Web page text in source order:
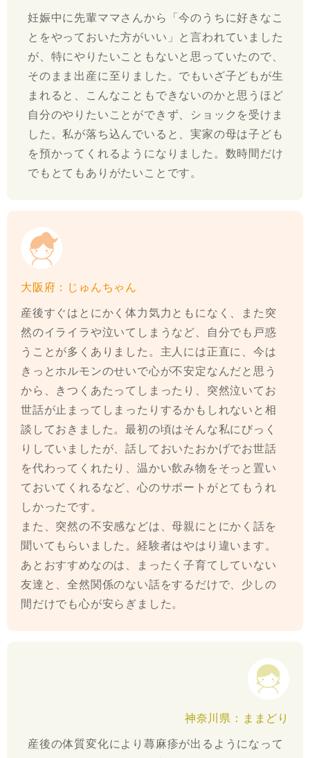
妊娠中に先輩ママさんから「今のうちに好きなこ
とをやっておいた方がいい」と言われていました
が、特にやりたいこともないと思っていたので、
そのまま出産に至りました。でもいざ子どもが生
まれると、こんなこともできないのかと思うほど
自分のやりたいことができず、ショックを受けま
した。私が落ち込んでいると、実家の母は子ども
を預かってくれるようになりました。数時間だけ
でもとてもありがたいことです。
大阪府：じゅんちゃん
産後すぐはとにかく体力気力ともになく、また突
然のイライラや泣いてしまうなど、自分でも戸惑
うことが多くありました。主人には正直に、今は
きっとホルモンのせいで心が不安定なんだと思う
から、きつくあたってしまったり、突然泣いてお
世話が止まってしまったりするかもしれないと相
談しておきました。最初の頃はそんな私にびっく
りしていましたが、話しておいたおかげでお世話
を代わってくれたり、温かい飲み物をそっと置い
ておいてくれるなど、心のサポートがとてもうれ
しかったです。
また、突然の不安感などは、母親にとにかく話を
聞いてもらいました。経験者はやはり違います。
あとおすすめなのは、まったく子育てしていない
友達と、全然関係のない話をするだけで、少しの
間だけでも心が安らぎました。
神奈川県：ままどり
産後の体質変化により蕁麻疹が出るようになって